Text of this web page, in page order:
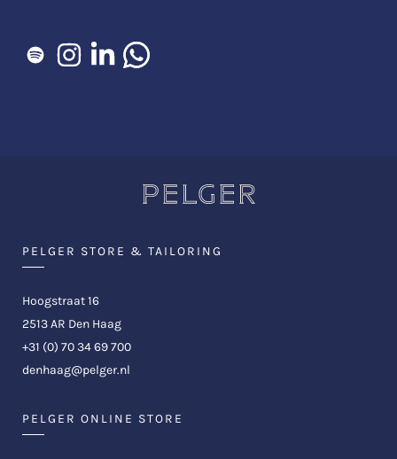
PELGER STORE & TAILORING
Hoogstraat 16
2513 AR Den Haag
+31 (0) 70 34 69 700
denhaag@pelger.nl
PELGER ONLINE STORE